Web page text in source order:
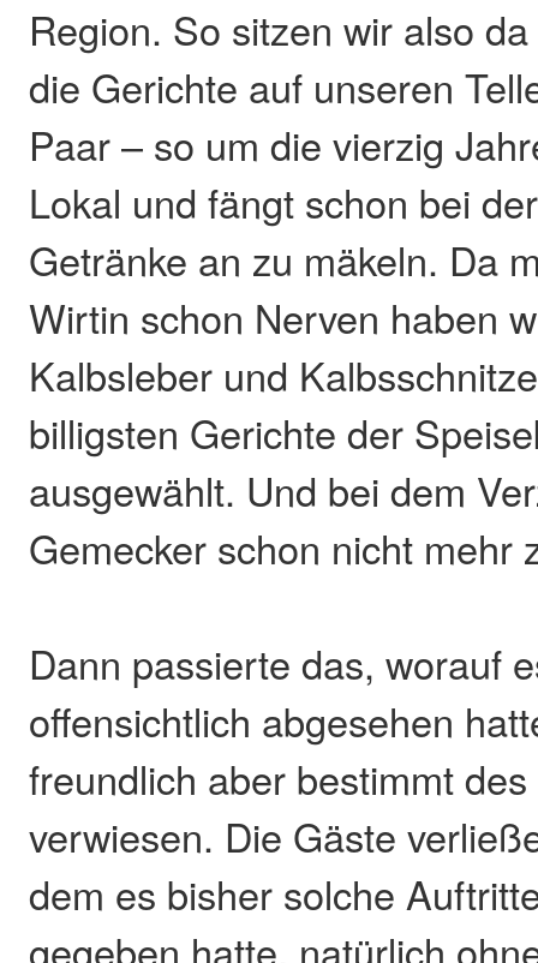
Region. So sitzen wir also
die Gerichte auf unseren
Paar – so um die vierzig
Lokal und fängt schon bei
Getränke an zu mäkeln. Da
Wirtin schon Nerven haben
Kalbsleber und
billigsten Gerichte der
ausgewählt. Und bei dem
Gemecker schon nicht
Dann passierte das, worauf
offensichtlich abgesehen
freundlich aber bestimmt
verwiesen. Die Gäste
dem es bisher solche
gegeben hatte, natürlich